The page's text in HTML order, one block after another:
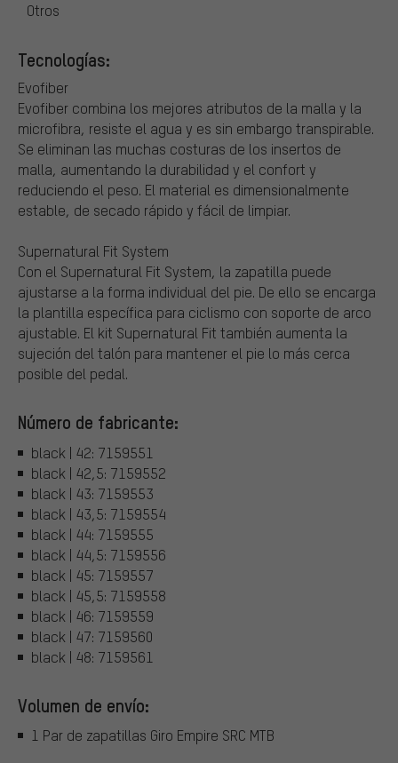
Otros
Tecnologías:
Evofiber
Evofiber combina los mejores atributos de la malla y la
microfibra, resiste el agua y es sin embargo transpirable.
Se eliminan las muchas costuras de los insertos de
malla, aumentando la durabilidad y el confort y
reduciendo el peso. El material es dimensionalmente
estable, de secado rápido y fácil de limpiar.
Supernatural Fit System
Con el Supernatural Fit System, la zapatilla puede
ajustarse a la forma individual del pie. De ello se encarga
la plantilla específica para ciclismo con soporte de arco
ajustable. El kit Supernatural Fit también aumenta la
sujeción del talón para mantener el pie lo más cerca
posible del pedal.
Número de fabricante:
black | 42: 7159551
black | 42,5: 7159552
black | 43: 7159553
black | 43,5: 7159554
black | 44: 7159555
black | 44,5: 7159556
black | 45: 7159557
black | 45,5: 7159558
black | 46: 7159559
black | 47: 7159560
black | 48: 7159561
Volumen de envío:
1 Par de zapatillas Giro Empire SRC MTB